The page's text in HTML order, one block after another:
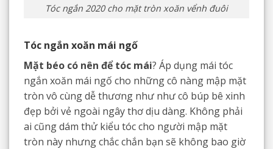
Tóc ngắn 2020 cho mặt tròn xoăn vểnh đuôi
Tóc ngắn xoăn mái ngố
Mặt béo có nên để tóc mái? Áp dụng mái tóc
ngắn xoăn mái ngố cho những cô nàng mập mặt
tròn vô cùng dễ thương như như cô búp bê xinh
đẹp bởi vẻ ngoài ngây thơ dịu dàng. Không phải
ai cũng dám thử kiểu tóc cho người mập mặt
tròn này nhưng chắc chắn bạn sẽ không bao giờ